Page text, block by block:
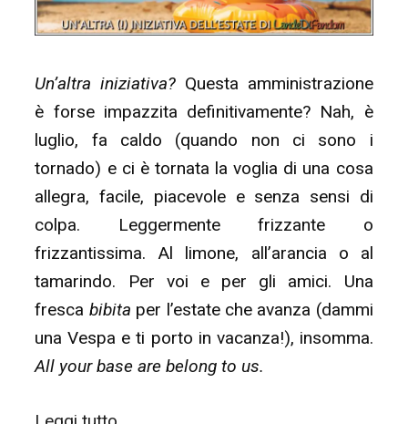
Un’altra iniziativa? Questa amministrazione
è forse impazzita definitivamente? Nah, è
luglio, fa caldo (quando non ci sono i
tornado) e ci è tornata la voglia di una cosa
allegra, facile, piacevole e senza sensi di
colpa. Leggermente frizzante o
frizzantissima. Al limone, all’arancia o al
tamarindo. Per voi e per gli amici. Una
fresca bibita per l’estate che avanza (dammi
una Vespa e ti porto in vacanza!), insomma.
All your base are belong to us.